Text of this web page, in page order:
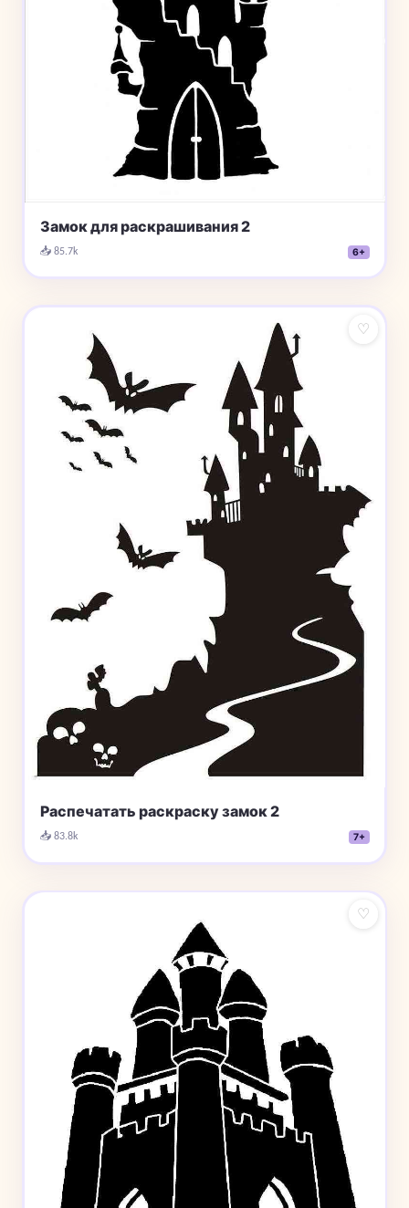
Замок для раскрашивания 2
📥 85.7k 6+
♡
Распечатать раскраску замок 2
📥 83.8k 7+
♡